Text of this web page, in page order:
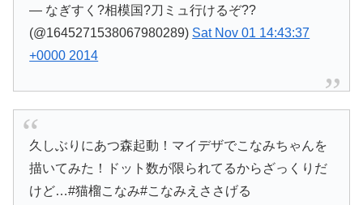
— なぎすく?相模国?刀ミュ行けるぞ??
(@1645271538067980289) Sat Nov 01 14:43:37
+0000 2014
久しぶりにあつ森起動！マイデザでこなみちゃんを
描いてみた！ドット数が限られてるからざっくりだ
けど…#猫榴こなみ#こなみえささげる